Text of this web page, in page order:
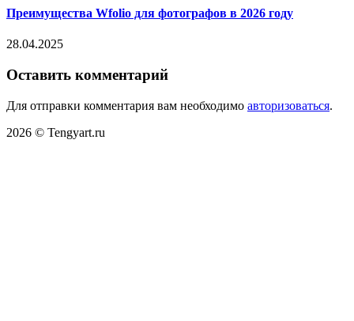
Преимущества Wfolio для фотографов в 2026 году
28.04.2025
Оставить комментарий
Для отправки комментария вам необходимо авторизоваться.
2026 © Tengyart.ru